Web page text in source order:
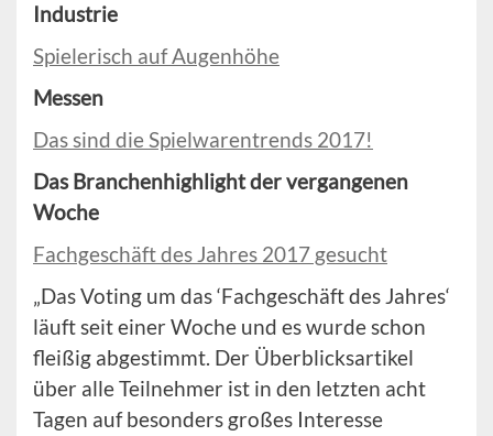
Industrie
Spielerisch auf Augenhöhe
Messen
Das sind die Spielwarentrends 2017!
Das Branchenhighlight der vergangenen
Woche
Fachgeschäft des Jahres 2017 gesucht
„Das Voting um das ‘Fachgeschäft des Jahres‘
läuft seit einer Woche und es wurde schon
fleißig abgestimmt. Der Überblicksartikel
über alle Teilnehmer ist in den letzten acht
Tagen auf besonders großes Interesse